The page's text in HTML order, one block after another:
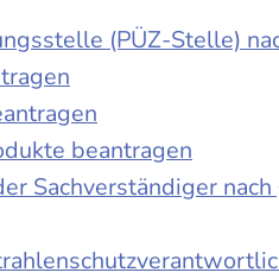
(PÜZ-Stelle)
beantragen
Sachverständiger